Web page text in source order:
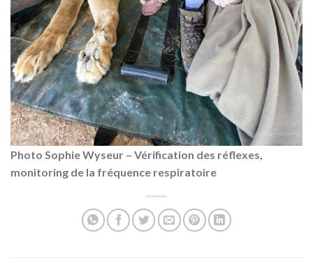
Photo Sophie Wyseur – Vérification des réflexes,
monitoring de la fréquence respiratoire